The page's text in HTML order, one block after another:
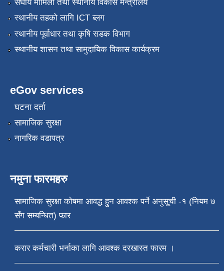
संघीय मामिला तथा स्थानीय विकास मन्त्रालय
स्थानीय तहको लागि ICT ब्लग
स्थानीय पूर्वाधार तथा कृषि सडक विभाग
स्थानीय शासन तथा सामुदायिक विकास कार्यक्रम
eGov services
घटना दर्ता
सामाजिक सुरक्षा
नागरिक वडापत्र
नमुना फारमहरु
सामाजिक सुरक्षा कोषमा आवद्ध हुन आवश्क पर्ने अनुसूची -१ (नियम ७
सँग सम्बन्धित) फार
करार कर्मचारी भर्नाका लागि आवश्क दरखास्त फारम ।